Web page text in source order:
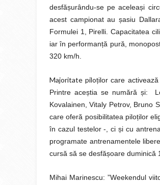
desfășurându-se pe aceleași
acest campionat aușasiu
Formulei 1, Pirelli. Capacitatea
iar în performanță pură,
320 km/h.
Majoritate piloților care
Printre aceștia se numără și:
Kovalainen, Vitaly Petrov, Bruno
care oferă posibilitatea piloților
în cazul testelor -, ci și cu
programate antrenamentele
cursă să se desfășoare duminică
Mihai Marinescu: ”Weekendul